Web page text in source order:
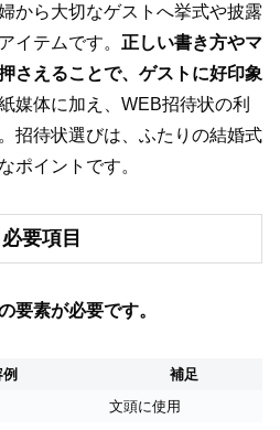
から大切なゲストへ挙式や披露
イテムです。 正しい書き方やマ
さえることで、ゲストに好印象
媒体に加え、WEB招待状の利
招待状選びは、ふたりの結婚式
ポイントです。
要項目
要素が必要です。
補足
文頭に使用